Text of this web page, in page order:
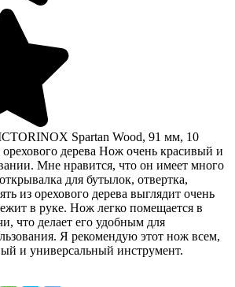
Spartan Wood, 91 мм, 10
дерева Нож очень красивый и
Мне нравится, что он имеет много
для бутылок, отвертка,
из орехового дерева выглядит очень
в руке. Нож легко помещается в
что делает его удобным для
Я рекомендую этот нож всем,
и универсальный инструмент.